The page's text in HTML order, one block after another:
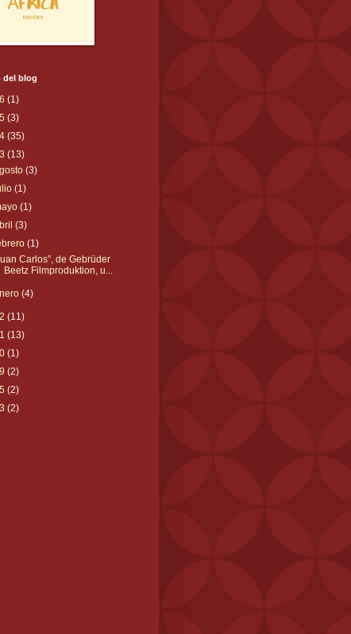
del blog
(1)
(3)
(35)
(13)
(3)
(1)
(1)
(3)
(1)
Carlos”, de Gebrüder
Beetz Filmproduktion, u...
(4)
(11)
(13)
(1)
(2)
(2)
(2)